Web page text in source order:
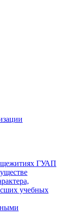
ГУАП
учебных